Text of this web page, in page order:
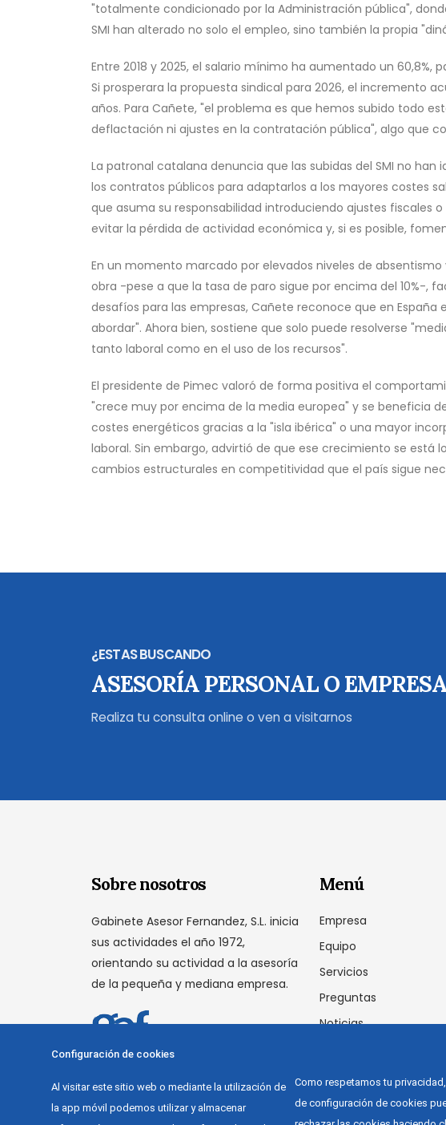
"totalmente condicionado por la Administración pública",
SMI han alterado no solo el empleo, sino también la propia
Entre 2018 y 2025, el salario mínimo ha aumentado un 60,8%,
Si prosperara la propuesta sindical para 2026, el incremento
años. Para Cañete, "el problema es que hemos subido todo
deflactación ni ajustes en la contratación pública", algo que
La patronal catalana denuncia que las subidas del SMI no
los contratos públicos para adaptarlos a los mayores costes
que asuma su responsabilidad introduciendo ajustes fiscales
evitar la pérdida de actividad económica y, si es posible,
En un momento marcado por elevados niveles de
obra -pese a que la tasa de paro sigue por encima del 10%-,
desafíos para las empresas, Cañete reconoce que en España
abordar". Ahora bien, sostiene que solo puede resolverse
tanto laboral como en el uso de los recursos".
El presidente de Pimec valoró de forma positiva el
"crece muy por encima de la media europea" y se beneficia
costes energéticos gracias a la "isla ibérica" o una mayor
laboral. Sin embargo, advirtió de que ese crecimiento se está
cambios estructurales en competitividad que el país sigue
¿ESTAS BUSCANDO
ASESORÍA PERSONAL O
Realiza tu consulta online o ven a visitarnos
Sobre nosotros
Gabinete Asesor Fernandez, S.L. inicia
sus actividades el año 1972,
orientando su actividad a la asesoría
de la pequeña y mediana empresa.
Menú
Empresa
Equipo
Servicios
Preguntas
Noticias
Configuración de cookies
Al visitar este sitio web o mediante la utilización de
la app móvil podemos utilizar y almacenar
Como respetamos tu
de configuración de cookies